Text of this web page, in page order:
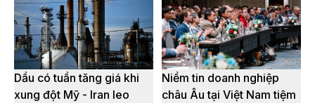
Dầu có tuần tăng giá khi
xung đột Mỹ - Iran leo
Niềm tin doanh nghiệp
châu Âu tại Việt Nam tiệm